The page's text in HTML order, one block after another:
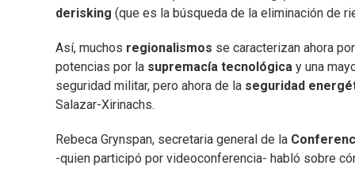
derisking (que es la búsqueda de la eliminación de
Así, muchos regionalismos se caracterizan ahora por
potencias por la supremacía tecnológica y una
seguridad militar, pero ahora de la seguridad
Salazar-Xirinachs.
Rebeca Grynspan, secretaria general de la
-quien participó por videoconferencia- habló sobre